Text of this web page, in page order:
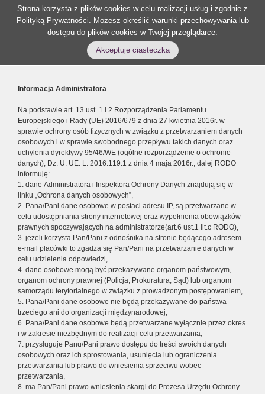
Strona korzysta z plików cookies w celu realizacji usług i zgodnie z
Polityką Prywatności. Możesz określić warunki przechowywania lub
dostępu do plików cookies w Twojej przeglądarce.
Akceptuję ciasteczka
Informacja Administratora
Na podstawie art. 13 ust. 1 i 2 Rozporządzenia Parlamentu
Europejskiego i Rady (UE) 2016/679 z dnia 27 kwietnia 2016r. w
sprawie ochrony osób fizycznych w związku z przetwarzaniem danych
osobowych i w sprawie swobodnego przepływu takich danych oraz
uchylenia dyrektywy 95/46/WE (ogólne rozporządzenie o ochronie
danych), Dz. U. UE. L. 2016.119.1 z dnia 4 maja 2016r., dalej RODO
informuję:
1. dane Administratora i Inspektora Ochrony Danych znajdują się w
linku „Ochrona danych osobowych”,
2. Pana/Pani dane osobowe w postaci adresu IP, są przetwarzane w
celu udostępniania strony internetowej oraz wypełnienia obowiązków
prawnych spoczywających na administratorze(art.6 ust.1 lit.c RODO),
3. jeżeli korzysta Pan/Pani z odnośnika na stronie będącego adresem
e-mail placówki to zgadza się Pan/Pani na przetwarzanie danych w
celu udzielenia odpowiedzi,
4. dane osobowe mogą być przekazywane organom państwowym,
organom ochrony prawnej (Policja, Prokuratura, Sąd) lub organom
samorządu terytorialnego w związku z prowadzonym postępowaniem,
5. Pana/Pani dane osobowe nie będą przekazywane do państwa
trzeciego ani do organizacji międzynarodowej,
6. Pana/Pani dane osobowe będą przetwarzane wyłącznie przez okres
i w zakresie niezbędnym do realizacji celu przetwarzania,
7. przysługuje Panu/Pani prawo dostępu do treści swoich danych
osobowych oraz ich sprostowania, usunięcia lub ograniczenia
przetwarzania lub prawo do wniesienia sprzeciwu wobec
przetwarzania,
8. ma Pan/Pani prawo wniesienia skargi do Prezesa Urzędu Ochrony